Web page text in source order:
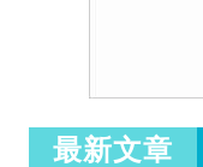
最新文章